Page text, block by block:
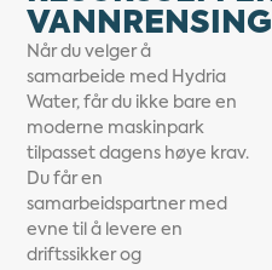
VANNRENSING
Når du velger å
samarbeide med Hydria
Water, får du ikke bare en
moderne maskinpark
tilpasset dagens høye krav.
Du får en
samarbeidspartner med
evne til å levere en
driftssikker og